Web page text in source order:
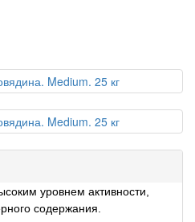
уровнем активности,
содержания.